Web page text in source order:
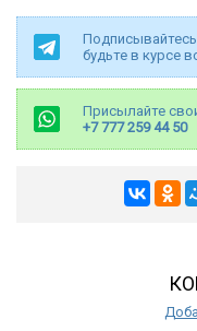
будьте в курсе
Присылайте
+7 777 259 44 50